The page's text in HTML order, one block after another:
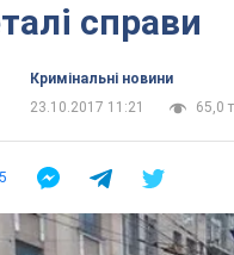
справи
Кримінальні новини
23.10.2017 11:21
65,0